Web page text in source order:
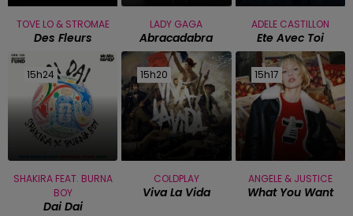
TOVE LO & STROMAE
Des Fleurs
LADY GAGA
Abracadabra
ADELE CASTILLON
Ete Avec Toi
15h24
15h24
SHAKIRA FEAT. BURNA
BOY
Dai Dai
15h20
15h20
COLDPLAY
Viva La Vida
15h17
15h17
ANGELE & JUSTICE
What You Want